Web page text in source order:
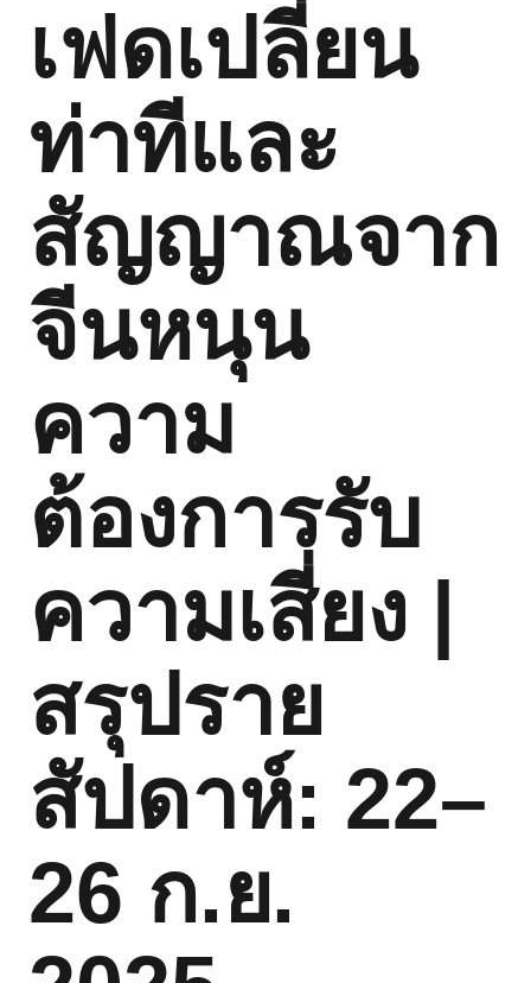
เฟดเปลี่ยน
ท่าทีและ
สัญญาณจาก
จีนหนุน
ความ
ต้องการรับ
ความเสี่ยง |
สรุปราย
สัปดาห์: 22–
26 ก.ย.